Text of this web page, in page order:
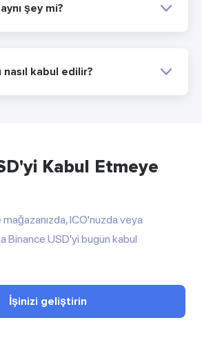
şey mi?
nasıl kabul edilir?
Kabul Etmeye
mağazanızda, ICO'nuzda veya
Binance USD'yi bugün kabul
İşinizi geliştirin